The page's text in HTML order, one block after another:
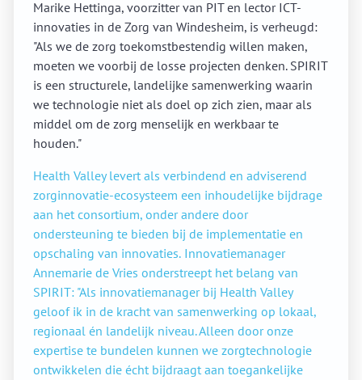
Marike Hettinga, voorzitter van PIT en lector ICT-
innovaties in de Zorg van Windesheim, is verheugd:
"Als we de zorg toekomstbestendig willen maken,
moeten we voorbij de losse projecten denken. SPIRIT
is een structurele, landelijke samenwerking waarin
we technologie niet als doel op zich zien, maar als
middel om de zorg menselijk en werkbaar te
houden."
Health Valley levert als verbindend en adviserend
zorginnovatie-ecosysteem een inhoudelijke bijdrage
aan het consortium, onder andere door
ondersteuning te bieden bij de implementatie en
opschaling van innovaties. Innovatiemanager
Annemarie de Vries onderstreept het belang van
SPIRIT: "Als innovatiemanager bij Health Valley
geloof ik in de kracht van samenwerking op lokaal,
regionaal én landelijk niveau. Alleen door onze
expertise te bundelen kunnen we zorgtechnologie
ontwikkelen die écht bijdraagt aan toegankelijke